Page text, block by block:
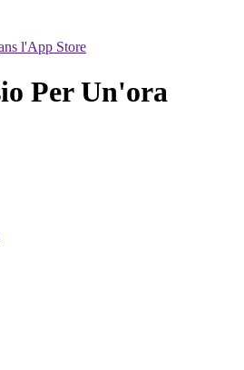
l'App Store
Per Un'ora